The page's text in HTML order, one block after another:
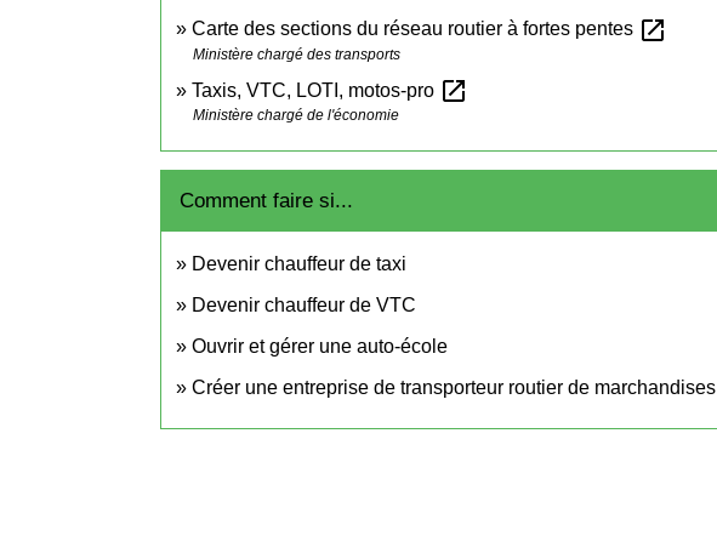
Carte des sections du réseau routier à fortes pentes open_in_new
Ministère chargé des transports
Taxis, VTC, LOTI, motos-pro open_in_new
Ministère chargé de l'économie
Comment faire si...
Devenir chauffeur de taxi
Devenir chauffeur de VTC
Ouvrir et gérer une auto-école
Créer une entreprise de transporteur routier de marchandises